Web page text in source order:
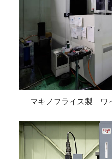
マキノフライス製 ワ